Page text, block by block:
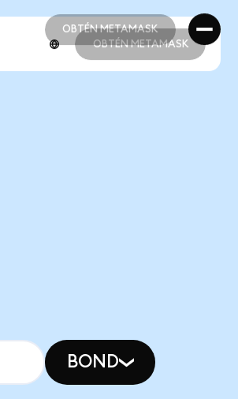
OBTÉN METAMASK
OBTÉN METAMASK
OBTÉN METAMASK
BOND